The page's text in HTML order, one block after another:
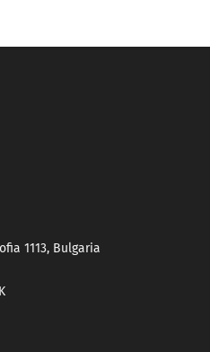
1113, Bulgaria